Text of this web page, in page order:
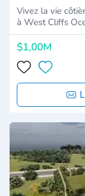
Vivez la vie
à West Cliffs
$1,00M